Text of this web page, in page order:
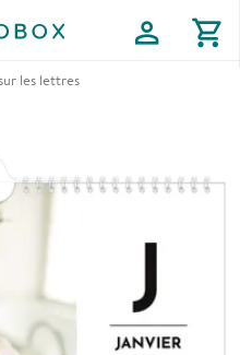
profile shopping_cart
les lettres